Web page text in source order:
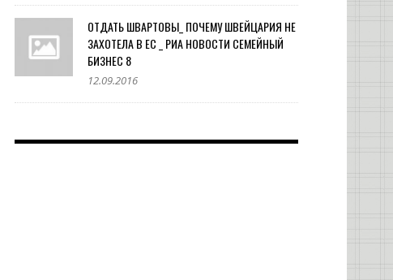
ОТДАТЬ ШВАРТОВЫ_ ПОЧЕМУ ШВЕЙЦАРИЯ НЕ
ЗАХОТЕЛА В ЕС _ РИА НОВОСТИ СЕМЕЙНЫЙ
БИЗНЕС 8
12.09.2016